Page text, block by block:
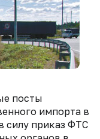
посты
импорта в
силу приказ ФТС